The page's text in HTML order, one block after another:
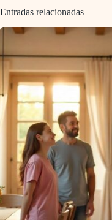
Entradas relacionadas